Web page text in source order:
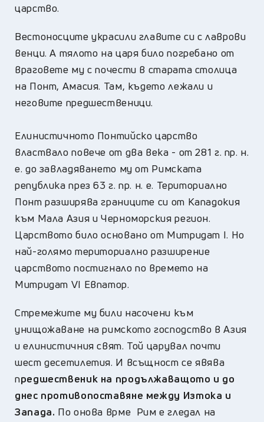
царство.
Вестоносците украсили главите си с лаврови
венци. А тялото на царя било погребано от
враговете му с почести в старата столица
на Понт, Амасия. Там, където лежали и
неговите предшественици.
Елинистичното Понтийско царство
властвало повече от два века - от 281 г. пр. н.
е. до завладяването му от Римската
република през 63 г. пр. н. е. Териториално
Понт разширява границите си от Кападокия
към Мала Азия и Черноморския регион.
Царството било основано от Митридат I. Но
най-голямо териториално разширение
царството постигнало по времето на
Митридат VI Евпатор.
Стремежите му били насочени към
унищожаване на римското господство в Азия
и елинистичния свят. Той царувал почти
шест десетилетия. И всъщност се явява
предшественик на продължаващото и до
днес противопоставяне между Изтока и
Запада. По онова врме Рим е гледал на